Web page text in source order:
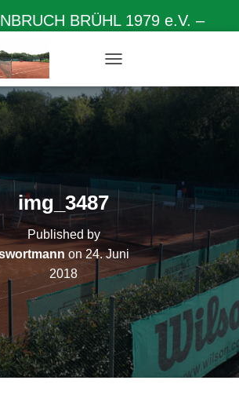
BRÜHL 1979 e.V. –
A
V
I
O
M
S
H
A
L
T
E
N
img_3487
Published by
on24. Juni
2018